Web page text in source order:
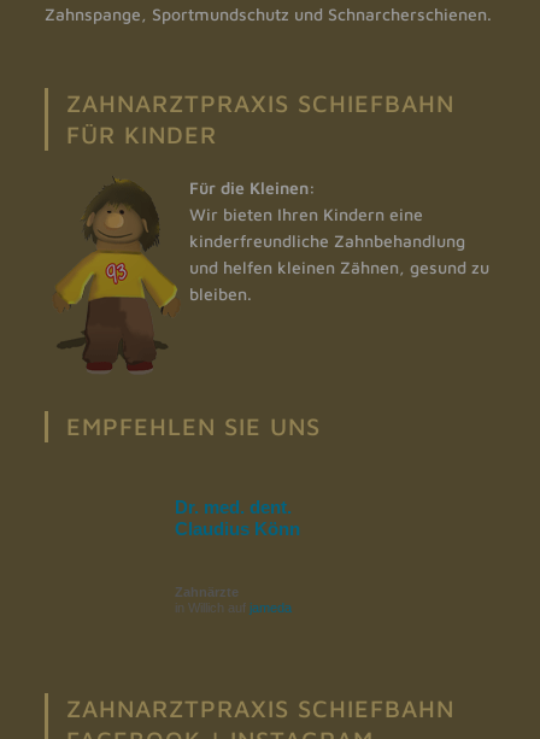
Zahnspange
Sportmundschutz und Schnarcherschienen.
ZAHNARZTPRAXIS SCHIEFBAHN
FÜR KINDER
Für die Kleinen:
Wir bieten Ihren Kindern eine
kinderfreundliche Zahnbehandlung
und helfen kleinen Zähnen, gesund zu
bleiben.
EMPFEHLEN SIE UNS
Dr. med. dent.
Claudius Könn
Zahnärzte
in Willich auf jameda
ZAHNARZTPRAXIS SCHIEFBAHN